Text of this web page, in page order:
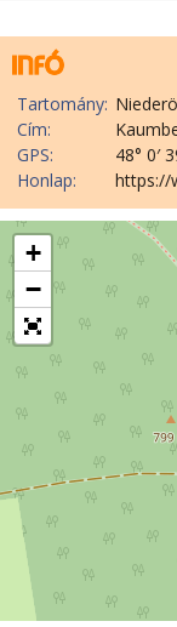
Tartomány:
Cím:
GPS:
48° 0′
Honlap:
https://
+
−